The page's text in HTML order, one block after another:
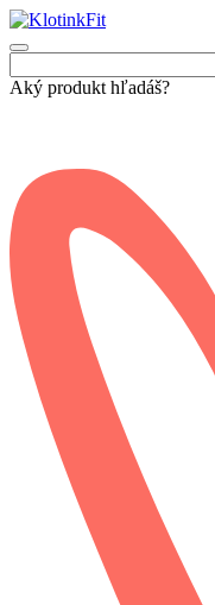
Aký produkt hľadáš?